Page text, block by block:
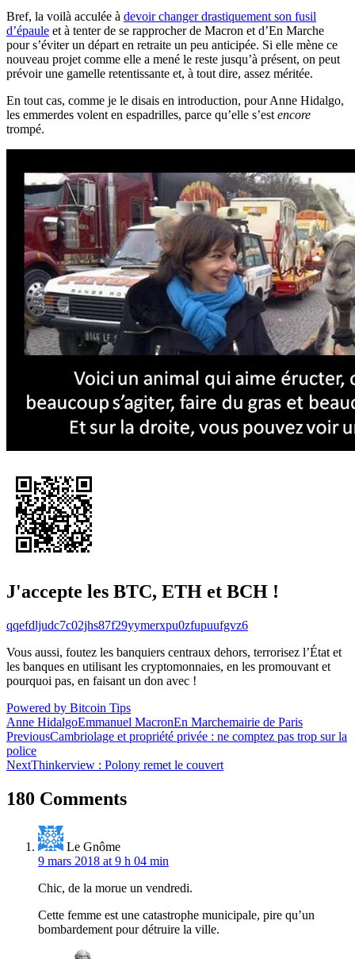
Bref, la voilà acculée à devoir changer drastiquement son fusil
d’épaule et à tenter de se rapprocher de Macron et d’En Marche
pour s’éviter un départ en retraite un peu anticipée. Si elle mène ce
nouveau projet comme elle a mené le reste jusqu’à présent, on peut
prévoir une gamelle retentissante et, à tout dire, assez méritée.
En tout cas, comme je le disais en introduction, pour Anne Hidalgo,
les emmerdes volent en espadrilles, parce qu’elle s’est encore
trompé.
J'accepte les BTC, ETH et BCH !
qqefdljudc7c02jhs87f29yymerxpu0zfupuufgvz6
Vous aussi, foutez les banquiers centraux dehors, terrorisez l’État et
les banques en utilisant les cryptomonnaies, en les promouvant et
pourquoi pas, en faisant un don avec !
Powered by Bitcoin Tips
Anne HidalgoEmmanuel MacronEn Marchemairie de Paris
Navigation
de
PreviousCambriolage et propriété privée : ne comptez pas trop sur la
police
NextThinkerview : Polony remet le couvert
180 Comments
Le Gnôme
9 mars 2018 at 9 h 04 min
Chic, de la morue un vendredi.
Cette femme est une catastrophe municipale, pire qu’un
bombardement pour détruire la ville.